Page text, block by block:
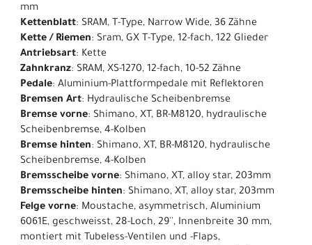
mm
Kettenblatt: SRAM, T-Type, Narrow Wide, 36 Zähne
Kette / Riemen: Sram, GX T-Type, 12-fach, 122 Glieder
Antriebsart: Kette
Zahnkranz: SRAM, XS-1270, 12-fach, 10-52 Zähne
Pedale: Aluminium-Plattformpedale mit Reflektoren
Bremsen Art: Hydraulische Scheibenbremse
Bremse vorne: Shimano, XT, BR-M8120, hydraulische
Scheibenbremse, 4-Kolben
Bremse hinten: Shimano, XT, BR-M8120, hydraulische
Scheibenbremse, 4-Kolben
Bremsscheibe vorne: Shimano, XT, alloy star, 203mm
Bremsscheibe hinten: Shimano, XT, alloy star, 203mm
Felge vorne: Moustache, asymmetrisch, Aluminium
6061E, geschweisst, 28-Loch, 29'', Innenbreite 30 mm,
montiert mit Tubeless-Ventilen und -Flaps,